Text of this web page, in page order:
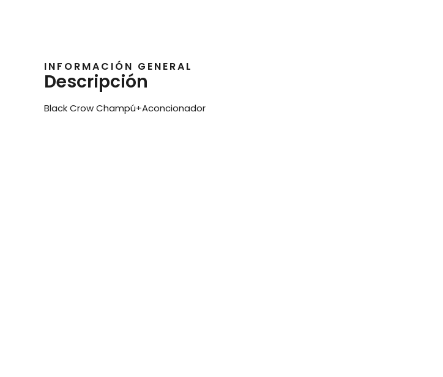
INFORMACIÓN GENERAL
Descripción
Black Crow Champú+Aconcionador